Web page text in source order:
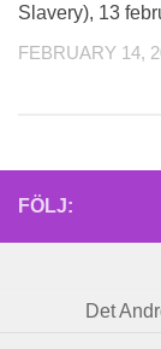
Slavery), 13
FEBRUARY 14,
FÖLJ:
Det